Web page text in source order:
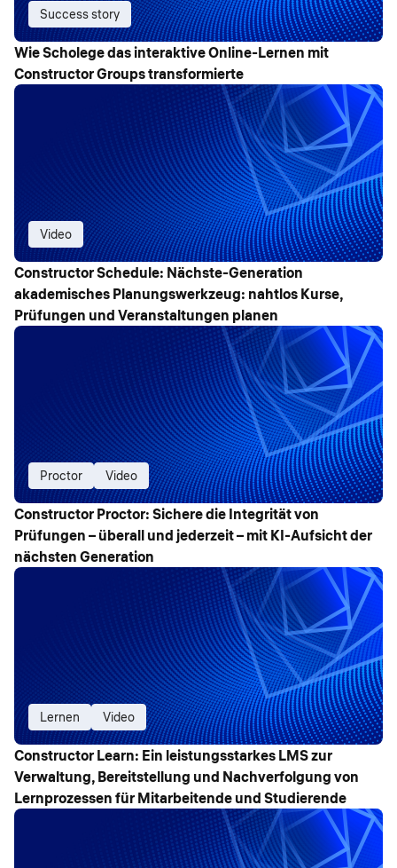
Success story
Wie Scholege das interaktive Online-Lernen mit
Constructor Groups transformierte
Video
Constructor Schedule: Nächste-Generation
akademisches Planungswerkzeug: nahtlos Kurse,
Prüfungen und Veranstaltungen planen
Proctor Video
Constructor Proctor: Sichere die Integrität von
Prüfungen – überall und jederzeit – mit KI-Aufsicht der
nächsten Generation
Lernen Video
Constructor Learn: Ein leistungsstarkes LMS zur
Verwaltung, Bereitstellung und Nachverfolgung von
Lernprozessen für Mitarbeitende und Studierende